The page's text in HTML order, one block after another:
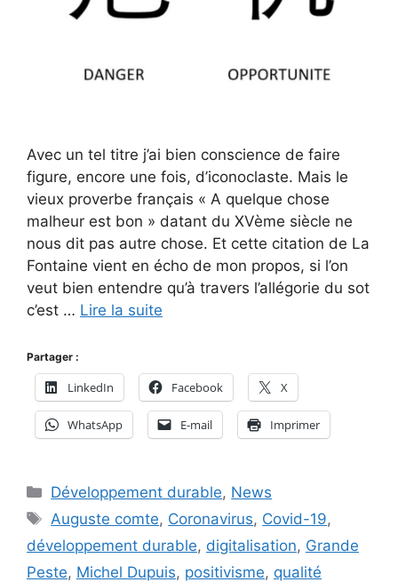
Avec un tel titre j’ai bien conscience de faire
figure, encore une fois, d’iconoclaste. Mais le
vieux proverbe français « A quelque chose
malheur est bon » datant du XVème siècle ne
nous dit pas autre chose. Et cette citation de La
Fontaine vient en écho de mon propos, si l’on
veut bien entendre qu’à travers l’allégorie du sot
c’est … Lire la suite
Partager :
LinkedIn Facebook X
WhatsApp E-mail Imprimer
Catégories
Développement durable, News
Étiquettes
Auguste comte, Coronavirus, Covid-19,
développement durable, digitalisation, Grande
Peste, Michel Dupuis, positivisme, qualité